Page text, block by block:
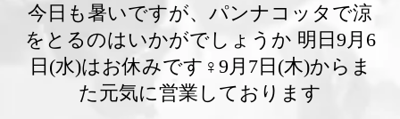
今日も暑いですが、パンナコッタで涼
をとるのはいかがでしょうか 明日9月6
日(水)はお休みです‍♀️9月7日(木)からま
た元気に営業しております